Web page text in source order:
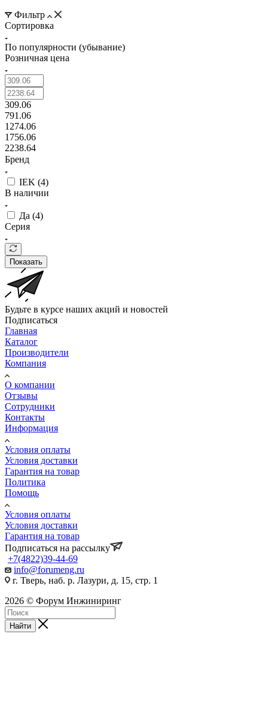
Фильтр
Сортировка
По популярности (убывание)
Розничная цена
309.06
791.06
1274.06
1756.06
2238.64
Бренд
IEK (4)
В наличии
Да (4)
Серия
Показать
Будьте в курсе наших акций и новостей
Подписаться
Главная
Каталог
Производители
Компания
О компании
Отзывы
Сотрудники
Контакты
Информация
Условия оплаты
Условия доставки
Гарантия на товар
Политика
Помощь
Условия оплаты
Условия доставки
Гарантия на товар
Подписаться на рассылку
+7(4822)39-44-69
info@forumeng.ru
г. Тверь, наб. р. Лазури, д. 15, стр. 1
2026 © Форум Инжиниринг
Найти